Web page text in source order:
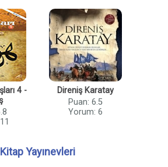
4 -
Direniş Karatay
Puan: 6.5
Yorum: 6
Kitap Yayınevleri